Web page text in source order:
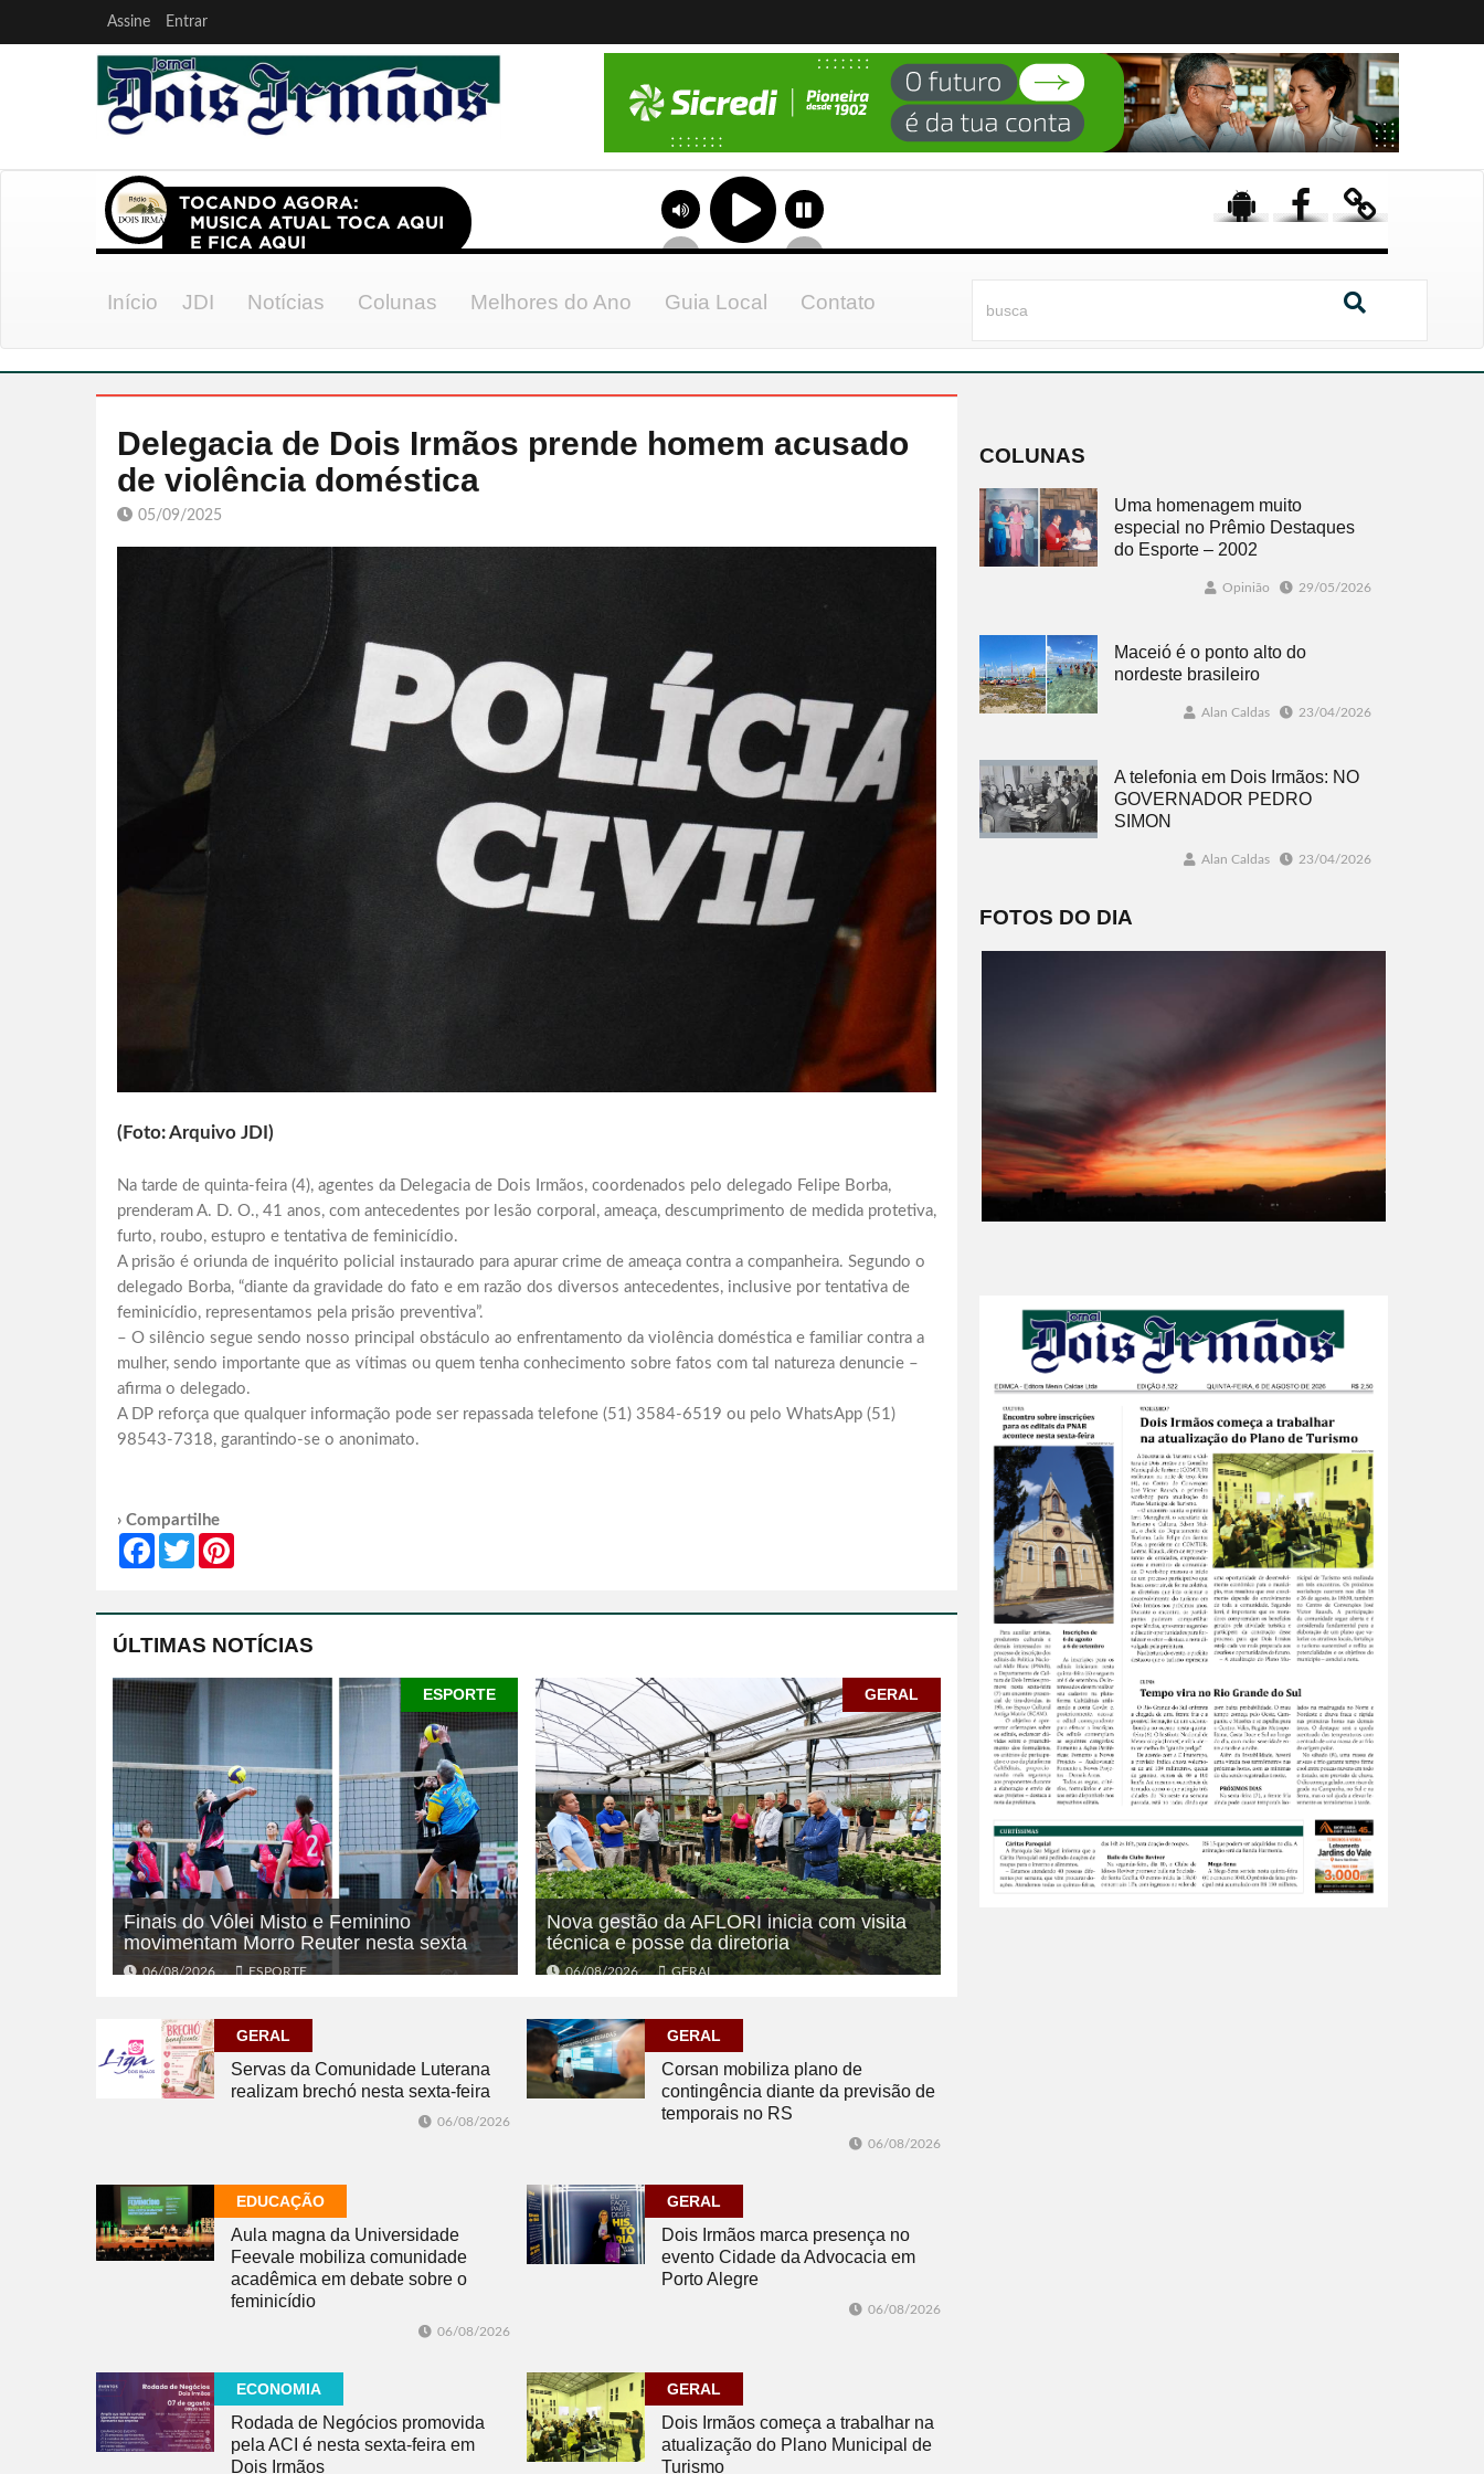
Assine Entrar
Início JDI Notícias Colunas Melhores do Ano Guia Local Contato
Delegacia de Dois Irmãos prende homem acusado
de violência doméstica
05/09/2025
(Foto: Arquivo JDI)
Na tarde de quinta-feira (4), agentes da Delegacia de Dois Irmãos, coordenados pelo delegado Felipe Borba,
prenderam A. D. O., 41 anos, com antecedentes por lesão corporal, ameaça, descumprimento de medida protetiva,
furto, roubo, estupro e tentativa de feminicídio.
A prisão é oriunda de inquérito policial instaurado para apurar crime de ameaça contra a companheira. Segundo o
delegado Borba, “diante da gravidade do fato e em razão dos diversos antecedentes, inclusive por tentativa de
feminicídio, representamos pela prisão preventiva”.
– O silêncio segue sendo nosso principal obstáculo ao enfrentamento da violência doméstica e familiar contra a
mulher, sendo importante que as vítimas ou quem tenha conhecimento sobre fatos com tal natureza denuncie –
afirma o delegado.
A DP reforça que qualquer informação pode ser repassada telefone (51) 3584-6519 ou pelo WhatsApp (51)
98543-7318, garantindo-se o anonimato.
› Compartilhe
FacebookTwitter
ÚLTIMAS NOTÍCIAS
ESPORTE
Finais do Vôlei Misto e Feminino
movimentam Morro Reuter nesta sexta
06/08/2026 ESPORTE
GERAL
Nova gestão da AFLORI inicia com visita
técnica e posse da diretoria
06/08/2026 GERAL
GERAL
Servas da Comunidade Luterana
realizam brechó nesta sexta-feira
06/08/2026
GERAL
Corsan mobiliza plano de
contingência diante da previsão de
temporais no RS
06/08/2026
EDUCAÇÃO
Aula magna da Universidade
Feevale mobiliza comunidade
acadêmica em debate sobre o
feminicídio
06/08/2026
GERAL
Dois Irmãos marca presença no
evento Cidade da Advocacia em
Porto Alegre
06/08/2026
ECONOMIA
Rodada de Negócios promovida
pela ACI é nesta sexta-feira em
Dois Irmãos
GERAL
Dois Irmãos começa a trabalhar na
atualização do Plano Municipal de
Turismo
COLUNAS
Uma homenagem muito
especial no Prêmio Destaques
do Esporte – 2002
Opinião 29/05/2026
Maceió é o ponto alto do
nordeste brasileiro
Alan Caldas 23/04/2026
A telefonia em Dois Irmãos: NO
GOVERNADOR PEDRO
SIMON
Alan Caldas 23/04/2026
FOTOS DO DIA